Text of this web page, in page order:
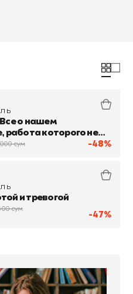
-48%
о нашем
работа которого не
сум
-47%
и тревогой
сум